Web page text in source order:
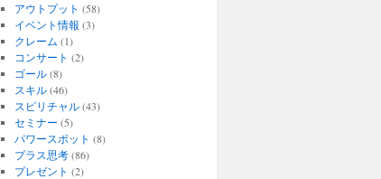
アウトプット (58)
イベント情報 (3)
クレーム (1)
コンサート (2)
ゴール(8)
スキル(46)
スピリチャル(43)
セミナー (5)
パワースポット (8)
プラス思考(86)
プレゼント (2)